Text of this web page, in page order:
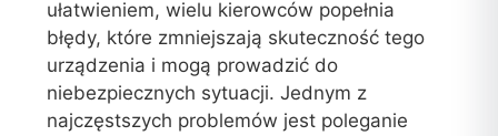
ułatwieniem, wielu kierowców popełnia
błędy, które zmniejszają skuteczność tego
urządzenia i mogą prowadzić do
niebezpiecznych sytuacji. Jednym z
najczęstszych problemów jest poleganie